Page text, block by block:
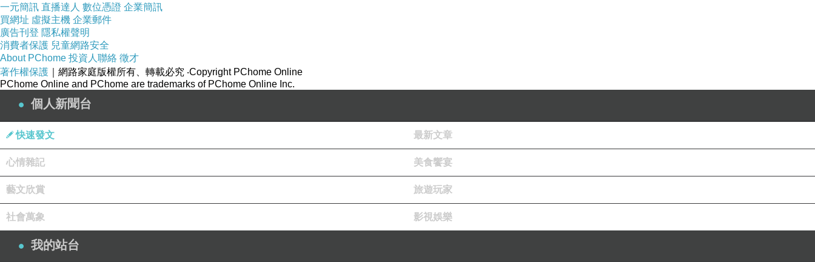
一元簡訊 直播達人 數位憑證 企業簡訊
買網址 虛擬主機 企業郵件
廣告刊登 隱私權聲明
消費者保護 兒童網路安全
About PChome 投資人聯絡 徵才
著作權保護 ｜網路家庭版權所有、轉載必究 ‧Copyright PChome Online
PChome Online and PChome are trademarks of PChome Online Inc.
個人新聞台
快速發文 最新文章
心情雜記 美食饗宴
藝文欣賞 旅遊玩家
社會萬象 影視娛樂
我的站台